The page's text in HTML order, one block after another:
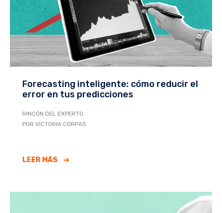
Forecasting inteligente: cómo reducir el
error en tus predicciones
RINCÓN DEL EXPERTO
POR VICTORIA CORPAS
LEER MÁS